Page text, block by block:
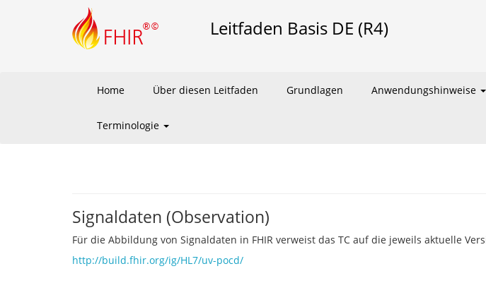
Leitfaden Basis DE (R4)
Home Über diesen Leitfaden Grundlagen Anwendungshinweise
Terminologie
Signaldaten (Observation)
Für die Abbildung von Signaldaten in FHIR verweist das TC auf die jeweils aktuelle
http://build.fhir.org/ig/HL7/uv-pocd/